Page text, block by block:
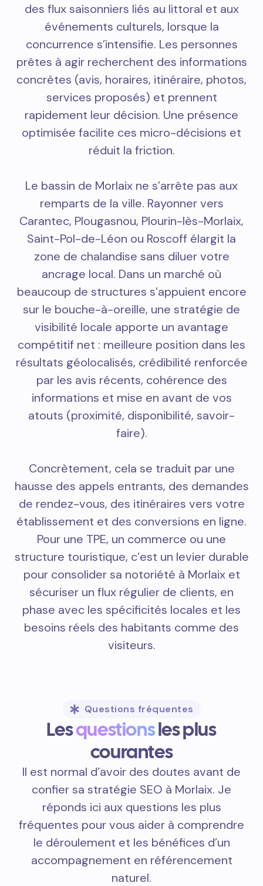
des flux saisonniers liés au littoral et aux
événements culturels, lorsque la
concurrence s’intensifie. Les personnes
prêtes à agir recherchent des informations
concrètes (avis, horaires, itinéraire, photos,
services proposés) et prennent
rapidement leur décision. Une présence
optimisée facilite ces micro-décisions et
réduit la friction.
Le bassin de Morlaix ne s’arrête pas aux
remparts de la ville. Rayonner vers
Carantec, Plougasnou, Plourin-lès-Morlaix,
Saint-Pol-de-Léon ou Roscoff élargit la
zone de chalandise sans diluer votre
ancrage local. Dans un marché où
beaucoup de structures s’appuient encore
sur le bouche-à-oreille, une stratégie de
visibilité locale apporte un avantage
compétitif net : meilleure position dans les
résultats géolocalisés, crédibilité renforcée
par les avis récents, cohérence des
informations et mise en avant de vos
atouts (proximité, disponibilité, savoir-
faire).
Concrètement, cela se traduit par une
hausse des appels entrants, des demandes
de rendez-vous, des itinéraires vers votre
établissement et des conversions en ligne.
Pour une TPE, un commerce ou une
structure touristique, c’est un levier durable
pour consolider sa notoriété à Morlaix et
sécuriser un flux régulier de clients, en
phase avec les spécificités locales et les
besoins réels des habitants comme des
visiteurs.
Questions fréquentes
Lesquestionsles plus
courantes
Il est normal d’avoir des doutes avant de
confier sa stratégie SEO à Morlaix. Je
réponds ici aux questions les plus
fréquentes pour vous aider à comprendre
le déroulement et les bénéfices d’un
accompagnement en référencement
naturel.